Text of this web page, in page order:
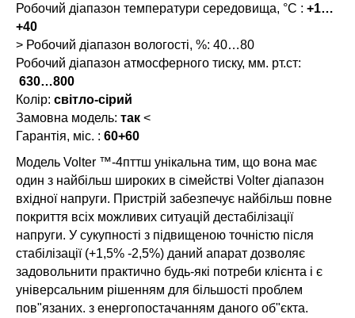
Робочий діапазон температури середовища, °С : +1…
+40
> Робочий діапазон вологості, %: 40…80
Робочий діапазон атмосферного тиску, мм. рт.ст:
630…800
Колір: світло-сірий
Замовна модель: так <
Гарантія, міс. : 60+60
Модель Volter ™-4пттш унікальна тим, що вона має
один з найбільш широких в сімействі Volter діапазон
вхідної напруги. Пристрій забезпечує найбільш повне
покриття всіх можливих ситуацій дестабілізації
напруги. У сукупності з підвищеною точністю після
стабілізації (+1,5% -2,5%) даний апарат дозволяє
задовольнити практично будь-які потреби клієнта і є
універсальним рішенням для більшості проблем
пов"язаних. з енергопостачанням даного об"єкта.